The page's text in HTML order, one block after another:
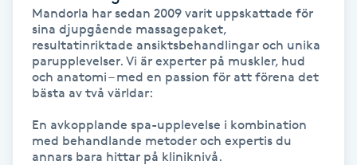
Hyperhidros
Hypnos
Hårbottenbehandling
Mandorla har sedan 2009 varit uppskattade för
sina djupgående massagepaket,
resultatinriktade ansiktsbehandlingar och unika
parupplevelser. Vi är experter på muskler, hud
och anatomi – med en passion för att förena det
bästa av två världar:
En avkopplande spa-upplevelse i kombination
med behandlande metoder och expertis du
annars bara hittar på kliniknivå.